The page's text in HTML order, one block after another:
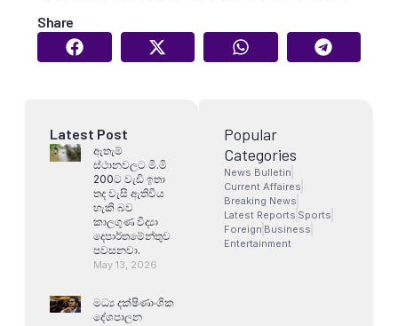
Share
Latest Post
ඇතැම්
ස්ථානවලට මි.මි
200ට වැඩි ඉතා
තද වැසි ඇතිවිය
හැකි බව
කාලගුණ විද්‍යා
දෙපාර්තමේන්තුව
පවසනවා.
May 13, 2026
මධ්‍ය දක්ෂිණාංශික
දේශපාලන
Popular
Categories
News Bulletin
Current Affaires
Breaking News
Latest Reports Sports
Foreign Business
Entertainment